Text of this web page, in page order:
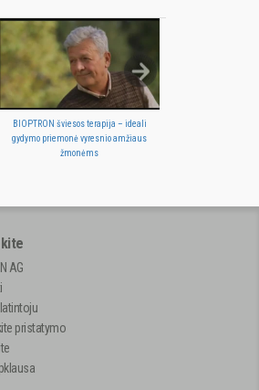
BIOPTRON šviesos terapija – ideali
gydymo priemonė vyresnio amžiaus
žmonėms
AG
pristatymo